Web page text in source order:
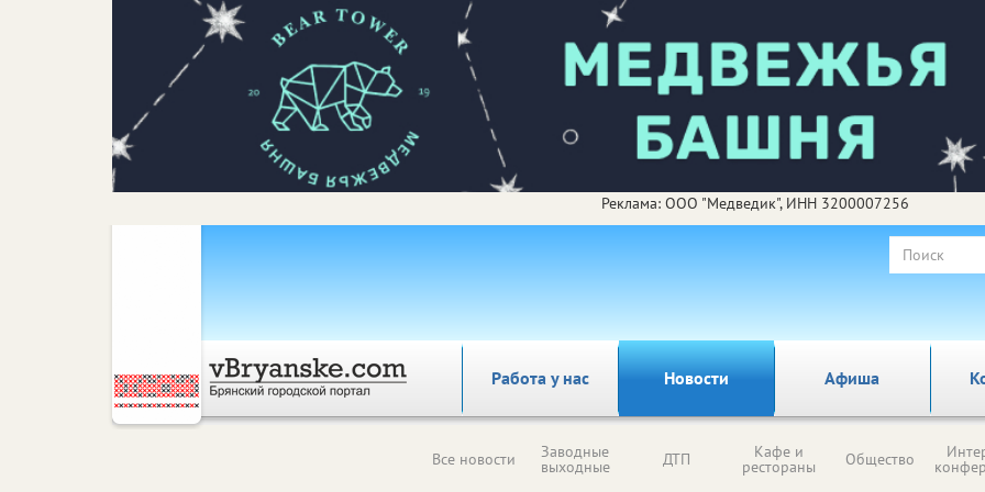
Реклама: ООО "Медведик", ИНН 3200007256
Работа у нас Новости Афиша
Все новости Заводные
выходные ДТП Кафе и
рестораны Общество